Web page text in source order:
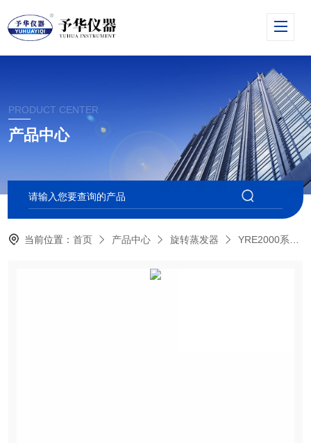
PRODUCT CENTER
产品中心
当前位置：首页 产品中心 旋转蒸发器 YRE2000系列